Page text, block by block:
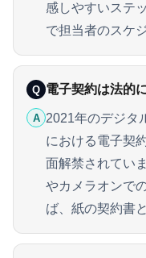
感しやすいステ
で担当者のスケ
Q 電子契約は法的
A 2021年のデジタ
における電子契
面解禁されてい
やカメラオンで
ば、紙の契約書